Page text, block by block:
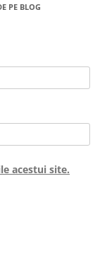
PE BLOG
acestui site.